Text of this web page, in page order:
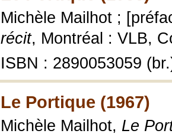
Michèle Mailhot ;
récit, Montréal : VLB,
ISBN : 2890053059
Le Portique (1967)
Michèle Mailhot, Le